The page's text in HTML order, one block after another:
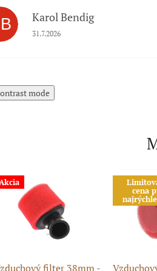
Karol Bendig
Hodnotenie obchodu je 5 z 5
31.7.2026
mode
filter 38mm -
cena